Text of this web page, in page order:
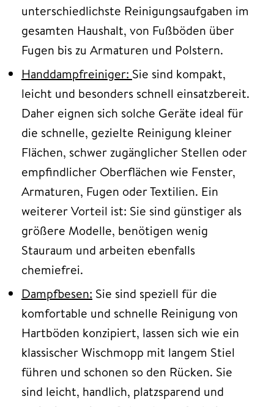
unterschiedlichste Reinigungsaufgaben im
gesamten Haushalt, von Fußböden über
Fugen bis zu Armaturen und Polstern.
Handdampfreiniger: Sie sind kompakt,
leicht und besonders schnell einsatzbereit.
Daher eignen sich solche Geräte ideal für
die schnelle, gezielte Reinigung kleiner
Flächen, schwer zugänglicher Stellen oder
empfindlicher Oberflächen wie Fenster,
Armaturen, Fugen oder Textilien. Ein
weiterer Vorteil ist: Sie sind günstiger als
größere Modelle, benötigen wenig
Stauraum und arbeiten ebenfalls
chemiefrei.
Dampfbesen: Sie sind speziell für die
komfortable und schnelle Reinigung von
Hartböden konzipiert, lassen sich wie ein
klassischer Wischmopp mit langem Stiel
führen und schonen so den Rücken. Sie
sind leicht, handlich, platzsparend und